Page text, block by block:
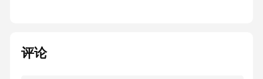
五、总代理运营方案
评论